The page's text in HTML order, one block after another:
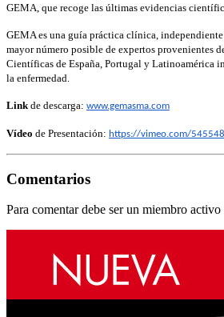
GEMA, que recoge las últimas evidencias
GEMA es una guía práctica clínica, independiente
mayor número posible de expertos provenientes
Científicas de España, Portugal y Latinoamérica
la enfermedad.
Link de descarga: www.gemasma.com
Vídeo de Presentación: https://vimeo.com/
Comentarios
Para comentar debe ser un miembro